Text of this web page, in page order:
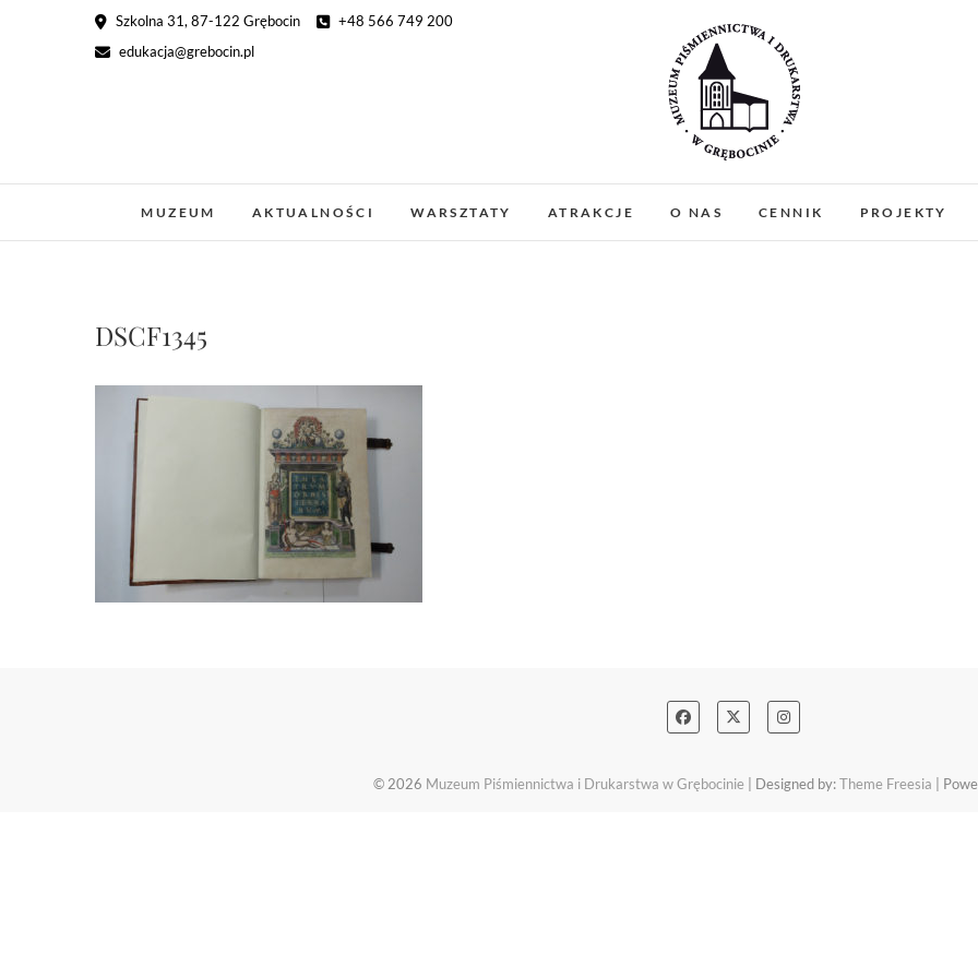
Szkolna 31, 87-122 Grębocin
+48 566 749 200
edukacja@grebocin.pl
Muzeum
WARSZTATY I
MUZEUM AKTUALNOŚCI WARSZTATY ATRAKCJE O NAS CENNIK PROJEKTY
DSCF1345
© 2026 Muzeum Piśmiennictwa i Drukarstwa w Grębocinie | Designed by:Theme Freesia |